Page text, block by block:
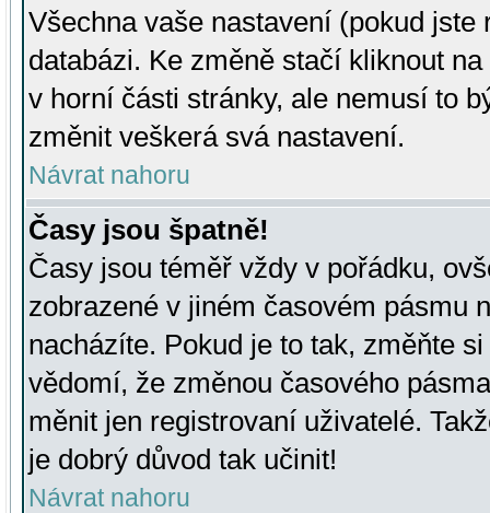
Všechna vaše nastavení (pokud
databázi. Ke změně stačí kliknout
v horní části stránky, ale nemusí to
změnit veškerá svá nastavení.
Návrat nahoru
Časy jsou špatně!
Časy jsou téměř vždy v pořádku,
zobrazené v jiném časovém pásmu
nacházíte. Pokud je to tak, změňte
vědomí, že změnou časového
měnit jen registrovaní uživatelé.
je dobrý důvod tak učinit!
Návrat nahoru